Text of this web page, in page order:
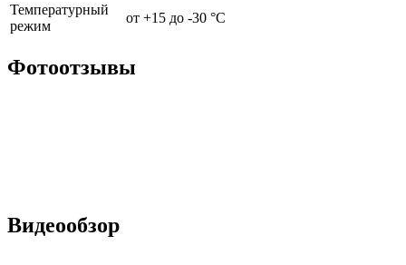
Температурный
режим
от +15 до -30 °С
Фотоотзывы
Видеообзор